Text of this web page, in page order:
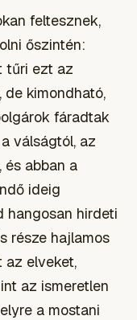
feltesznek,
őszintén:
tűri ezt az
de kimondható,
fáradtak
válságtól, az
abban a
ideig
hangosan hirdeti
része hajlamos
az elveket,
az ismeretlen
a mostani